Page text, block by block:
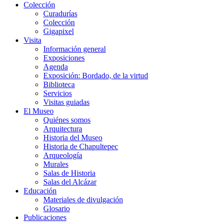
Colección
Curadurías
Colección
Gigapixel
Visita
Información general
Exposiciones
Agenda
Exposición: Bordado, de la virtud
Biblioteca
Servicios
Visitas guiadas
El Museo
Quiénes somos
Arquitectura
Historia del Museo
Historia de Chapultepec
Arqueología
Murales
Salas de Historia
Salas del Alcázar
Educación
Materiales de divulgación
Glosario
Publicaciones